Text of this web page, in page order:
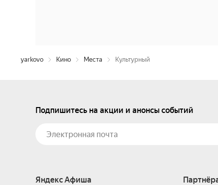
yarkovo Кино Места Культурный
Подпишитесь на акции и анонсы событий
Яндекс Афиша